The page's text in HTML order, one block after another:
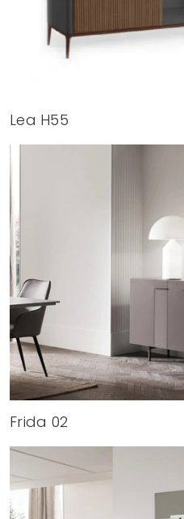
Lea H55
Frida 02